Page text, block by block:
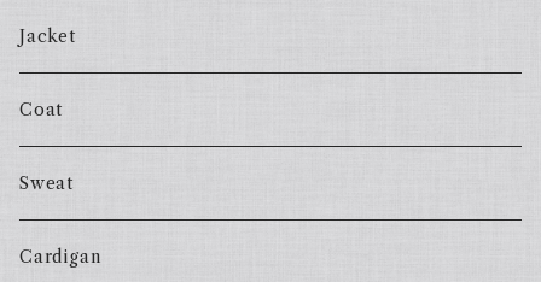
Jacket
Coat
Sweat
Cardigan